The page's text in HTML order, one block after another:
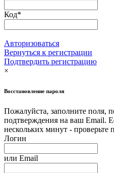
Код*
Авторизоваться
Вернуться к регистрации
Подтвердить регистрацию
×
Восстановление пароля
Пожалуйста, заполните поля,
подтверждения на ваш Email.
нескольких минут - проверьте
Логин
или Email